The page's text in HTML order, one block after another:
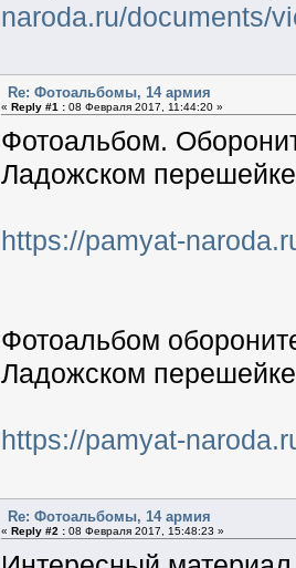
naroda.ru/documents/
Re: Фотоальбомы, 14 армия
« Reply #1 :08 Февраля 2017, 11:44:20 »
Фотоальбом.
Ладожском
https://pamyat-
Фотоальбом
Ладожском
https://pamyat-
Re: Фотоальбомы, 14 армия
« Reply #2 :08 Февраля 2017, 15:48:23 »